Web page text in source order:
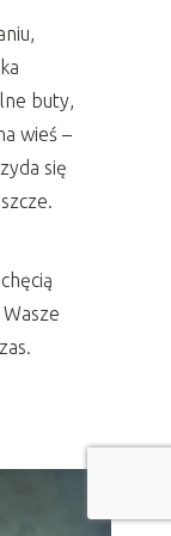
buty,
wieś –
się